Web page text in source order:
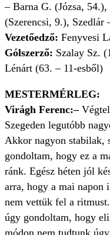
– Barna G. (Józsa,
(Szerencsi, 9.),
Vezetőedző: Fenyvesi
Gólszerző: Szalay Sz.
Lénárt (63. – 11-esből)
MESTERMÉRLEG:
Virágh Ferenc:–
Szegeden legutóbb
Akkor nagyon stabilak,
gondoltam, hogy ez a
ránk. Egész héten jól
arra, hogy a mai napon
nem vettük fel a
úgy gondoltam, hogy
módon nem tudtunk